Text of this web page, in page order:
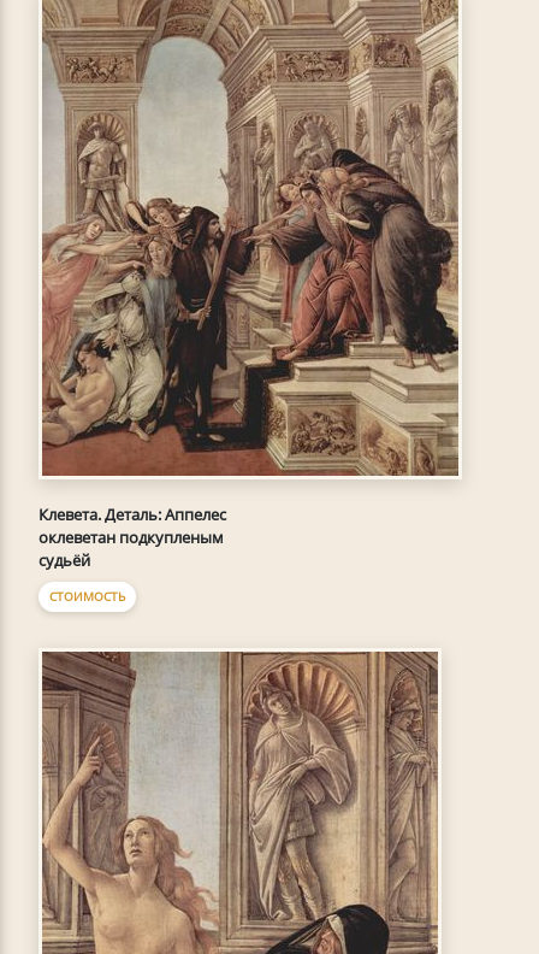
Клевета. Деталь: Аппелес
оклеветан подкупленым
судьёй
СТОИМОСТЬ